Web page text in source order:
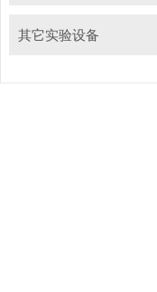
其它实验设备